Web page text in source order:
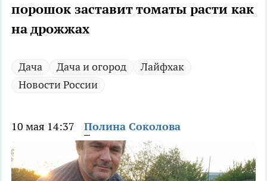
порошок заставит томаты расти как
на дрожжах
Дача Дача и огород
Лайфхак
Новости России
10 мая 14:37 Полина Соколова